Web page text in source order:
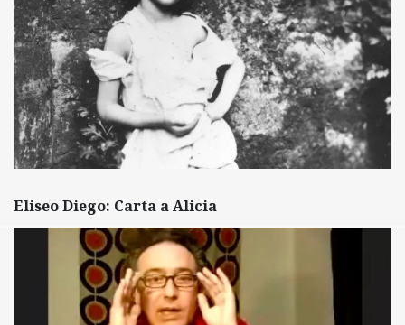
Eliseo Diego: Carta a Alicia